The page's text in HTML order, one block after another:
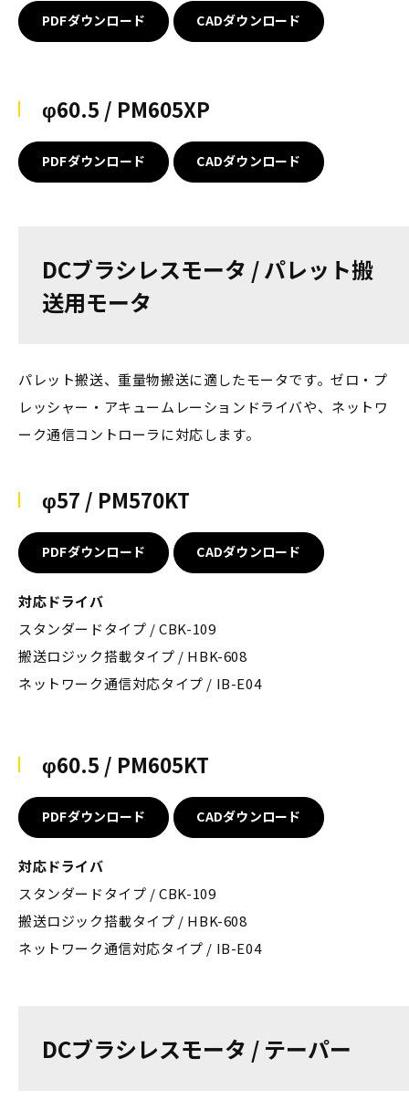
PDFダウンロード CADダウンロード
φ60.5 / PM605XP
PDFダウンロード CADダウンロード
DCブラシレスモータ / パレット搬
送用モータ
パレット搬送、重量物搬送に適したモータです。ゼロ・プ
レッシャー・アキュームレーションドライバや、ネットワ
ーク通信コントローラに対応します。
φ57 / PM570KT
PDFダウンロード CADダウンロード
対応ドライバ
スタンダードタイプ / CBK-109
搬送ロジック搭載タイプ / HBK-608
ネットワーク通信対応タイプ / IB-E04
φ60.5 / PM605KT
PDFダウンロード CADダウンロード
対応ドライバ
スタンダードタイプ / CBK-109
搬送ロジック搭載タイプ / HBK-608
ネットワーク通信対応タイプ / IB-E04
DCブラシレスモータ / テーパー